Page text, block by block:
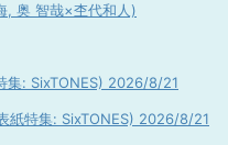
, 奥 智哉×杢代和人)
集: SixTONES) 2026/8/21
紙特集: SixTONES) 2026/8/21